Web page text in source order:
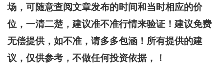
场，可随意查阅文章发布的时间和当时相应的价
位，一清二楚，建议准不准行情来验证！建议免费
无偿提供，如不准，请多多包涵！所有提供的建
议，仅供参考，不做任何投资依据，！